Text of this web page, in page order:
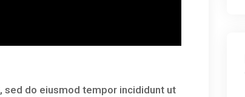
do eiusmod tempor incididunt ut